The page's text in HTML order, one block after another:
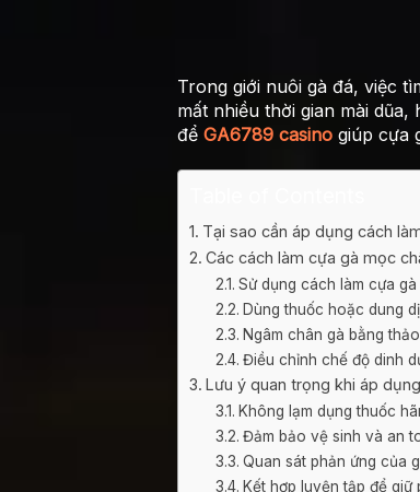
Trong giới nuôi gà đá, việc
mất nhiều thời gian mài
để GA6789 casino giúp cựa
Tại sao cần áp dụng cách
Các cách làm cựa gà mọc
Sử dụng cách làm cựa
Dùng thuốc hoặc dung
Ngâm chân gà bằng
Điều chỉnh chế độ dinh
Lưu ý quan trọng khi áp
Không lạm dụng thuốc
Đảm bảo vệ sinh và an
Quan sát phản ứng của
Kết hợp luyện tập để giữ